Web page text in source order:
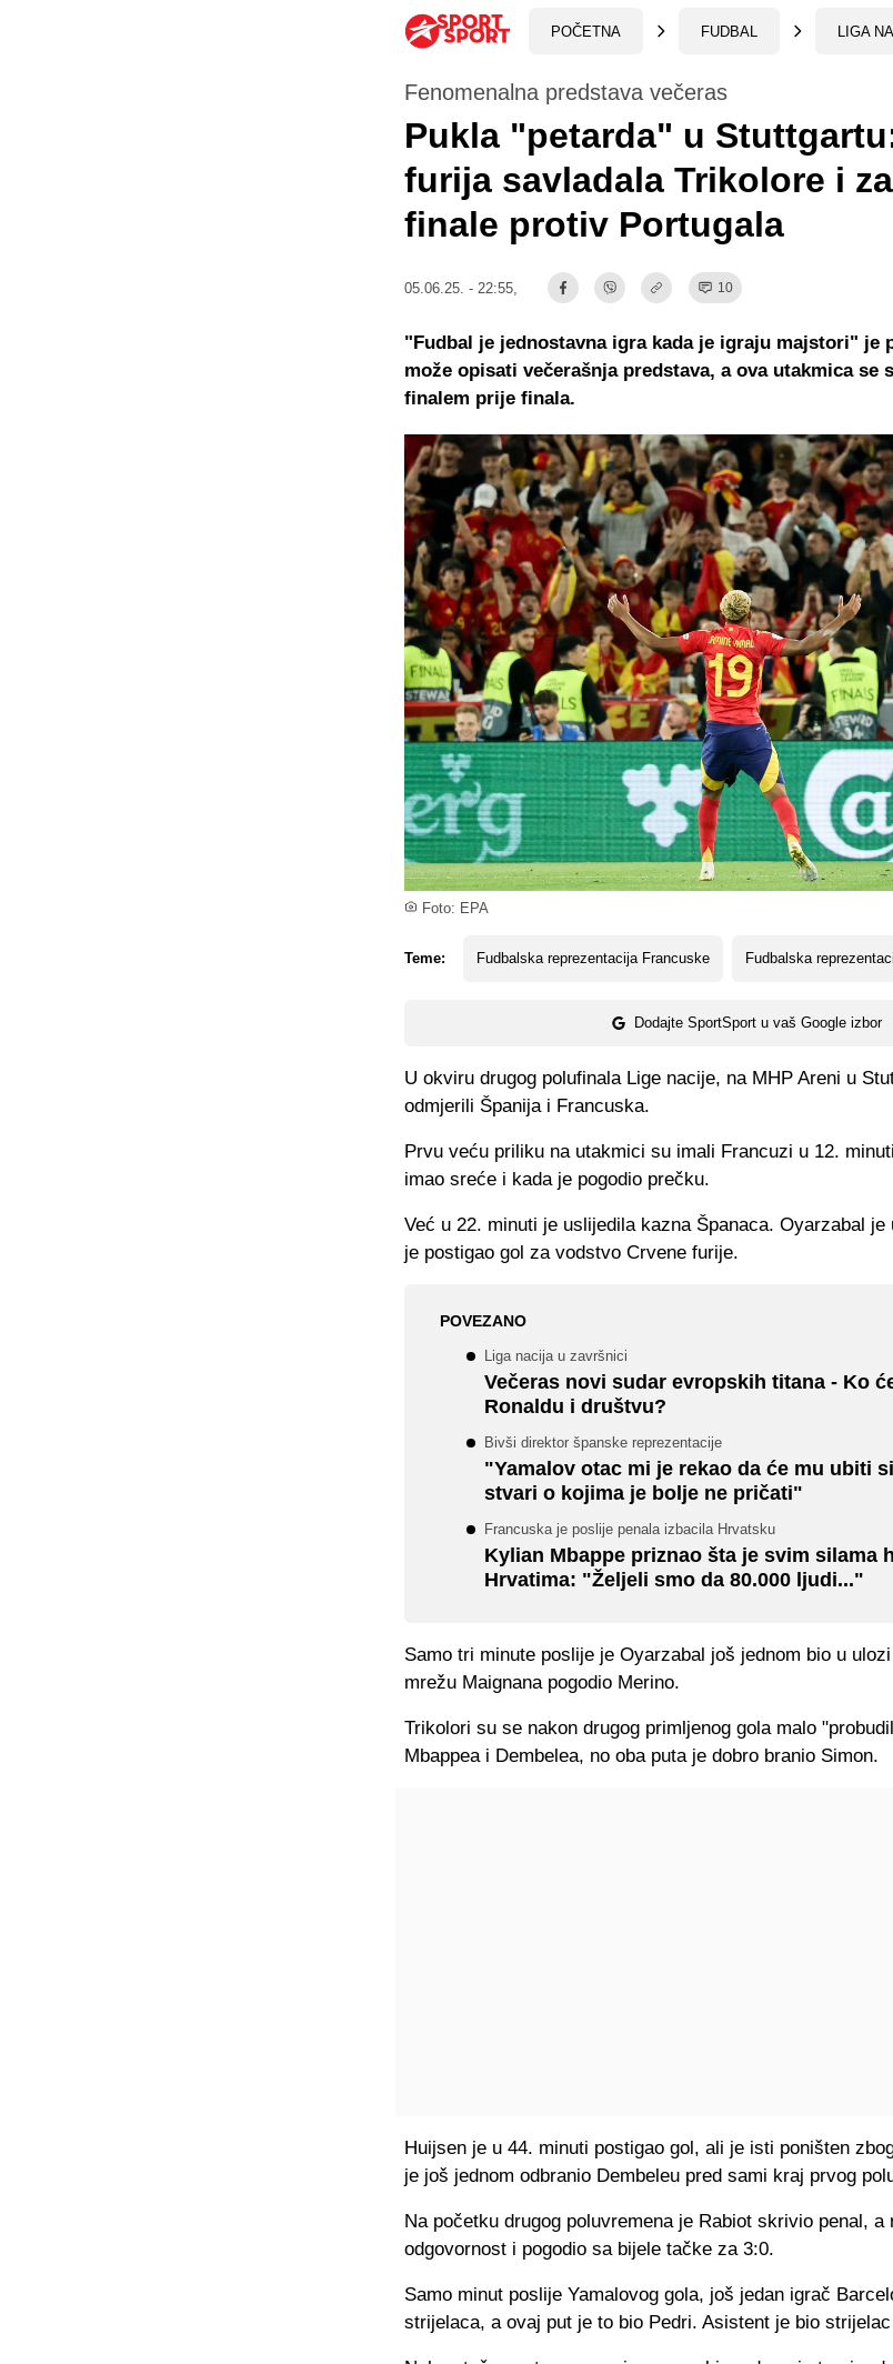
POČETNA FUDBAL LIGA
Foto: EPA
Fenomenalna predstava večeras
Pukla "petarda" u
furija savladala Trikolore i
finale protiv Portugala
05.06.25. - 22:55, 10
Teme: Fudbalska reprezentacija Francuske Fudbalska
Dodajte SportSport u vaš Google izbor
"Fudbal je jednostavna igra kada je igraju majstori" je
može opisati večerašnja predstava, a ova utakmica se
finalem prije finala.
U okviru drugog polufinala Lige nacije, na MHP Areni u
odmjerili Španija i Francuska.
Prvu veću priliku na utakmici su imali Francuzi u 12.
imao sreće i kada je pogodio prečku.
Već u 22. minuti je uslijedila kazna Španaca. Oyarzabal
je postigao gol za vodstvo Crvene furije.
POVEZANO
Liga nacija u završnici
Večeras novi sudar evropskih titana - Ko
Ronaldu i društvu?
Bivši direktor španske reprezentacije
"Yamalov otac mi je rekao da će mu ubiti
stvari o kojima je bolje ne pričati"
Francuska je poslije penala izbacila Hrvatsku
Kylian Mbappe priznao šta je svim silama
Hrvatima: "Željeli smo da 80.000 ljudi..."
Samo tri minute poslije je Oyarzabal još jednom bio u
mrežu Maignana pogodio Merino.
Trikolori su se nakon drugog primljenog gola malo
Mbappea i Dembelea, no oba puta je dobro branio Simon.
Huijsen je u 44. minuti postigao gol, ali je isti poništen
je još jednom odbranio Dembeleu pred sami kraj prvog
Na početku drugog poluvremena je Rabiot skrivio penal, a
odgovornost i pogodio sa bijele tačke za 3:0.
Samo minut poslije Yamalovog gola, još jedan igrač
strijelaca, a ovaj put je to bio Pedri. Asistent je bio